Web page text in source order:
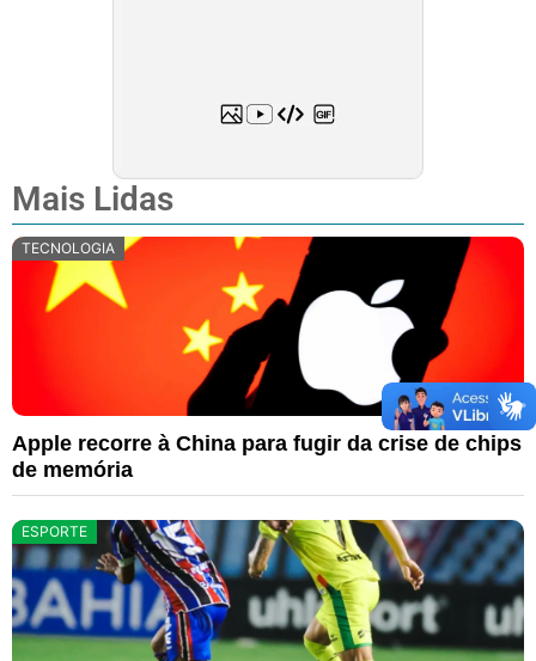
Mais Lidas
TECNOLOGIA
Apple recorre à China para fugir da crise de chips
de memória
ESPORTE